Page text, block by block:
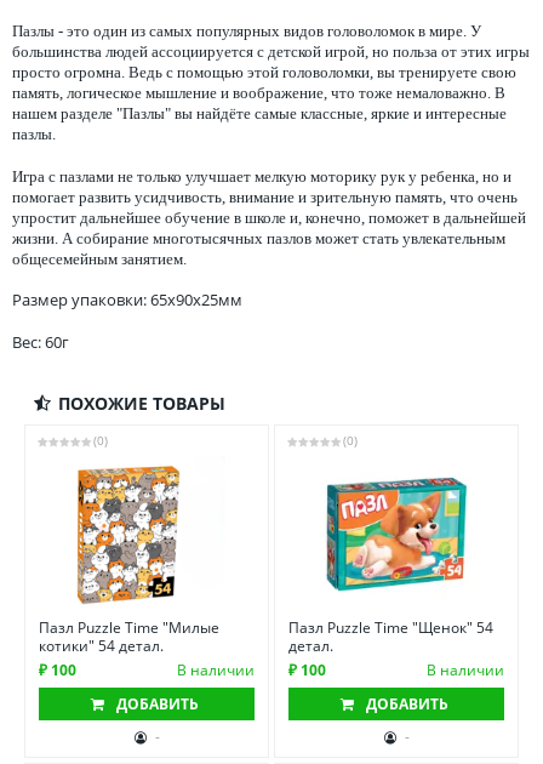
Пазлы - это один из самых популярных видов головоломок в мире. У
большинства людей ассоциируется с детской игрой, но польза от этих игры
просто огромна. Ведь с помощью этой головоломки, вы тренируете свою
память, логическое мышление и воображение, что тоже немаловажно. В
нашем разделе "Пазлы" вы найдёте самые классные, яркие и интересные
пазлы.
Игра с пазлами не только улучшает мелкую моторику рук у ребенка, но и
помогает развить усидчивость, внимание и зрительную память, что очень
упростит дальнейшее обучение в школе и, конечно, поможет в дальнейшей
жизни. А собирание многотысячных пазлов может стать увлекательным
общесемейным занятием.
Размер упаковки: 65x90x25мм
Вес: 60г
ПОХОЖИЕ ТОВАРЫ
(0)
Пазл Puzzle Time "Милые
котики" 54 детал.
₽ 100
В наличии
ДОБАВИТЬ
-
(0)
Пазл Puzzle Time "Щенок" 54
детал.
₽ 100
В наличии
ДОБАВИТЬ
-